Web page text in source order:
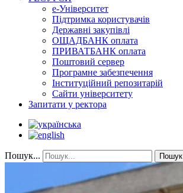
е-Університет
Підтримка користувачів
Державні закупівлі
ОЩАДБАНК оплата
ПРИВАТБАНК оплата
Поштовий сервер
Програмне забезпечення
Інституційний репозитарій
Сайти університету
Запитати у ректора
Пошук... Пошук